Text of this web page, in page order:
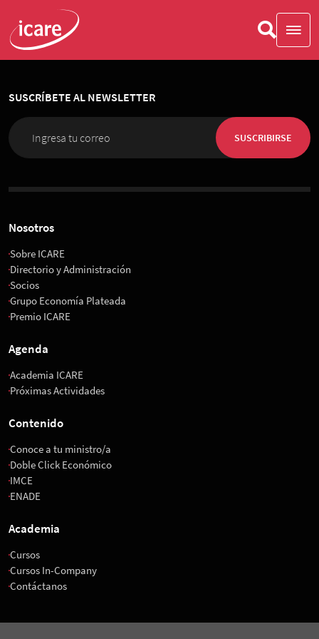
SUSCRÍBETE AL NEWSLETTER
SUSCRIBIRSE
Nosotros
Sobre ICARE
Directorio y Administración
Socios
Grupo Economía Plateada
Premio ICARE
Agenda
Academia ICARE
Próximas Actividades
Contenido
Conoce a tu ministro/a
Doble Click Económico
IMCE
ENADE
Academia
Cursos
Cursos In-Company
Contáctanos